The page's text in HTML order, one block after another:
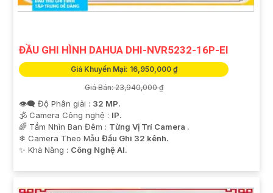
ĐẦU GHI HÌNH DAHUA DHI-NVR5232-16P-EI
Giá Khuyến Mại: 16,950,000 ₫
Giá Bán: 23,940,000 ₫
👁️‍🗨 Độ Phân giải : 32 MP.
🕉️ Camera Công nghệ : IP.
🌈 Tầm Nhìn Ban Đêm : Từng Vị Trí Camera .
❄ Camera Theo Mẫu Đầu Ghi 32 kênh.
️✨ Khả Năng : Công Nghệ AI.